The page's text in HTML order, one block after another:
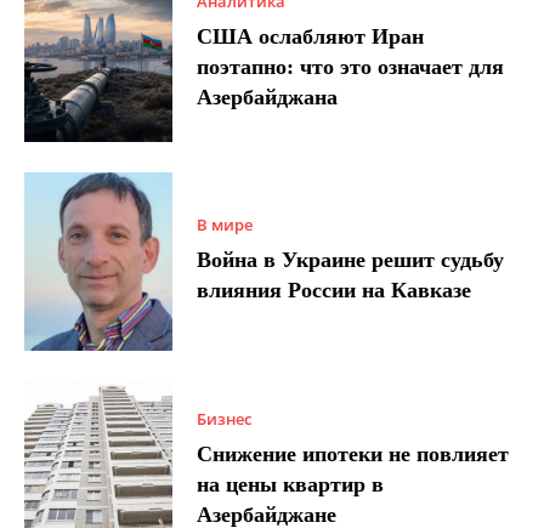
США ослабляют Иран
поэтапно: что это означает для
Азербайджана
В мире
Война в Украине решит судьбу
влияния России на Кавказе
Бизнес
Снижение ипотеки не повлияет
на цены квартир в
Азербайджане